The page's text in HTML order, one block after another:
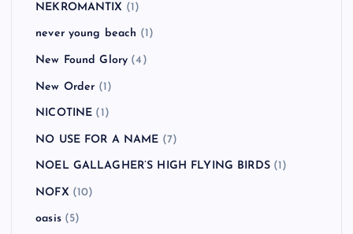
NEKROMANTIX (1)
never young beach (1)
New Found Glory (4)
New Order (1)
NICOTINE (1)
NO USE FOR A NAME (7)
NOEL GALLAGHER’S HIGH FLYING BIRDS(1)
NOFX (10)
oasis(5)